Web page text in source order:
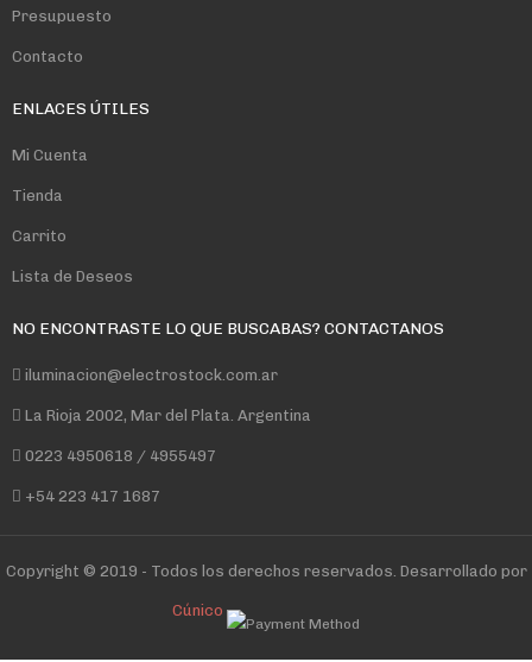
Presupuesto
Contacto
ENLACES ÚTILES
Mi Cuenta
Tienda
Carrito
Lista de Deseos
NO ENCONTRASTE LO QUE BUSCABAS? CONTACTANOS
iluminacion@electrostock.com.ar
La Rioja 2002, Mar del Plata. Argentina
0223 4950618 / 4955497
+54 223 417 1687
Copyright © 2019 - Todos los derechos reservados. Desarrollado por
Cúnico